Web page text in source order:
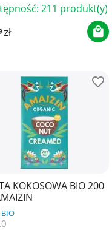
211 produkt(y)
zł
KOKOSOWA BIO 200